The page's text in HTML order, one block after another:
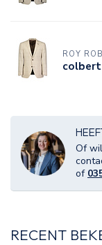
ROY
Of
of
RECENT